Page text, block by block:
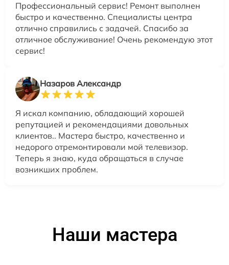
Профессиональный сервис! Ремонт выполнен
быстро и качественно. Специалисты центра
отлично справились с задачей. Спасибо за
отличное обслуживание! Очень рекомендую этот
сервис!
Назаров Александр
Я искал компанию, обладающий хорошей
репутацией и рекомендациями довольных
клиентов.. Мастера быстро, качественно и
недорого отремонтировали мой телевизор.
Теперь я знаю, куда обращаться в случае
возникших проблем.
Наши мастера